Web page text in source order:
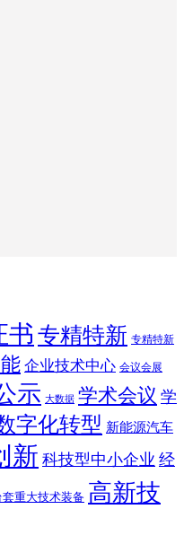
书 专精特新 专精特新
企业技术中心 会议会展
示 大数据 学术会议 学
字化转型 新能源汽车
新 科技型中小企业 经
套重大技术装备 高新技